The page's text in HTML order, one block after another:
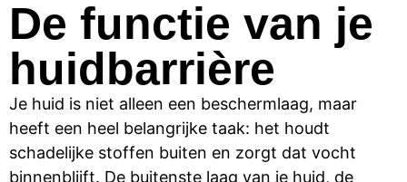
De functie van je
huidbarrière
Je huid is niet alleen een beschermlaag, maar
heeft een heel belangrijke taak: het houdt
schadelijke stoffen buiten en zorgt dat vocht
binnenblijft. De buitenste laag van je huid, de